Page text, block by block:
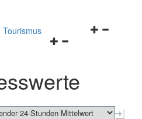
Navigationsmenü
schließen
Tourismus